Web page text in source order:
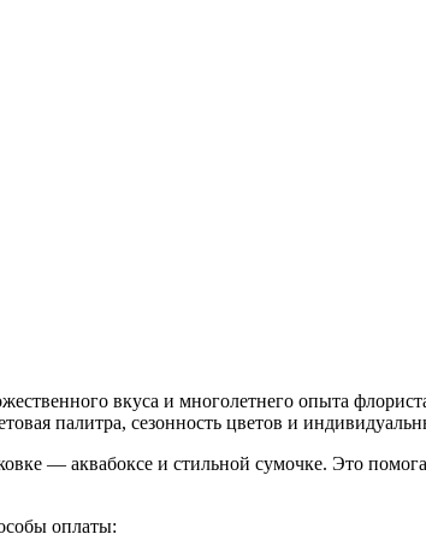
вкуса и многолетнего опыта
палитра, сезонность цветов и
— аквабоксе и стильной сумочке. Это
оплаты: